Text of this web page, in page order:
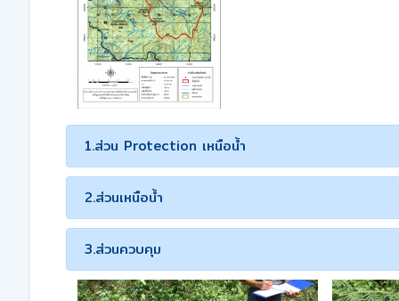
1.ส่วน Protection เหนือน้ำ
2.ส่วนเหนือน้ำ
3.ส่วนควบคุม